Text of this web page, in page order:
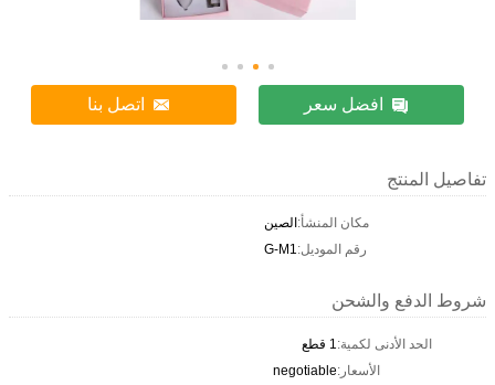
افضل سعر اتصل بنا
تفاصيل المنتج
مكان المنشأ:الصين
رقم الموديل:G-M1
شروط الدفع والشحن
الحد الأدنى لكمية:1 قطع
الأسعار:negotiable